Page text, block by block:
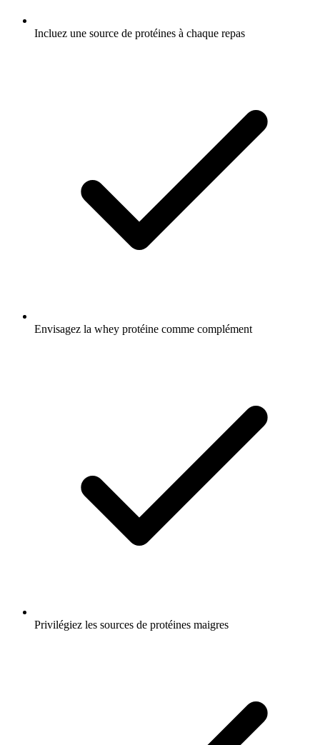
Incluez une source de protéines à chaque repas
Envisagez la whey protéine comme complément
Privilégiez les sources de protéines maigres